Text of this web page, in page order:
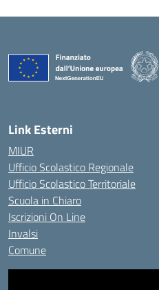
Link Esterni
MIUR
Ufficio Scolastico Regionale
Ufficio Scolastico Territoriale
Scuola in Chiaro
Iscrizioni On Line
Invalsi
Comune